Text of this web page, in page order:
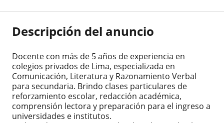
Descripción del anuncio
Docente con más de 5 años de experiencia en
colegios privados de Lima, especializada en
Comunicación, Literatura y Razonamiento Verbal
para secundaria. Brindo clases particulares de
reforzamiento escolar, redacción académica,
comprensión lectora y preparación para el ingreso a
universidades e institutos.